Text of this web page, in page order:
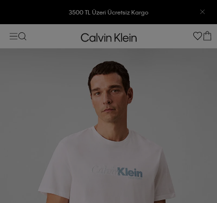
3500 TL Üzeri Ücretsiz Kargo
7500 TL Ve Üzeri Alışverişlerinizde 6 Taksit İmkanı